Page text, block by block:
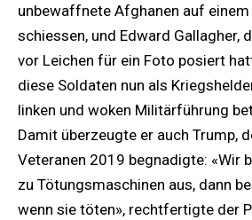
unbewaffnete Afghanen auf
schiessen, und Edward Gallagher,
vor Leichen für ein Foto posiert
diese Soldaten nun als
linken und woken Militärführung
Damit überzeugte er auch Trump,
Veteranen 2019 begnadigte: «Wir
zu Tötungsmaschinen aus, dann
wenn sie töten», rechtfertigte der